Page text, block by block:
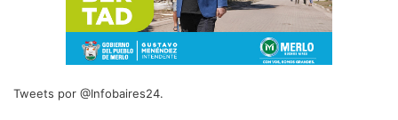
Tweets por @Infobaires24.